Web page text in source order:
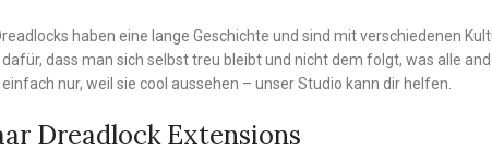
haben eine lange Geschichte und sind mit verschiedenen
dass man sich selbst treu bleibt und nicht dem folgt, was alle
nur, weil sie cool aussehen – unser Studio kann dir helfen.
Dreadlock Extensions